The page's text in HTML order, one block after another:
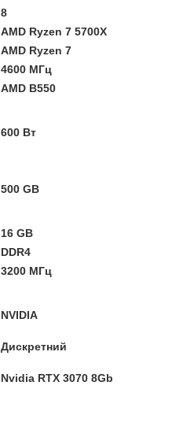
8
AMD Ryzen 7 5700X
AMD Ryzen 7
4600 МГц
AMD B550
600 Вт
500 GB
16 GB
DDR4
3200 МГц
NVIDIA
Дискретний
Nvidia RTX 3070 8Gb